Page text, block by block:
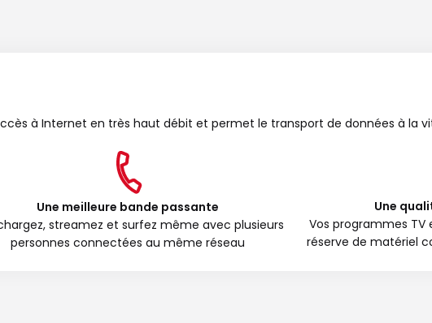
à Internet en très haut débit et permet le transport de données à la
Une meilleure bande passante
streamez et surfez même avec plusieurs
personnes connectées au même réseau
Une
Vos programmes TV
réserve de matériel